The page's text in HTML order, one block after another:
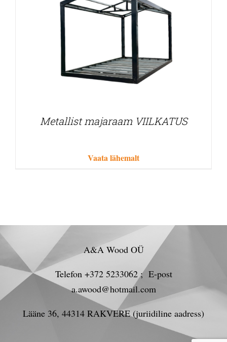
Metallist majaraam VIILKATUS
Vaata lähemalt
A&A Wood OÜ
Telefon +372 5233062 ; E-post
a.awood@hotmail.com
Lääne 36, 44314 RAKVERE (juriidiline aadress)